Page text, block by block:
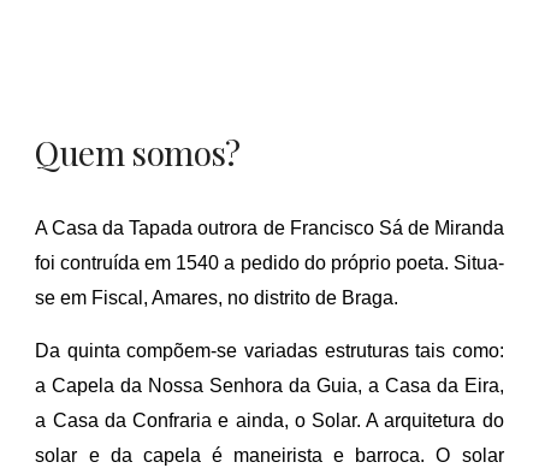
Quem somos?
A Casa da Tapada outrora de Francisco Sá de Miranda
foi contruída em 1540 a pedido do próprio poeta. Situa-
se em Fiscal, Amares, no distrito de Braga.
Da quinta compõem-se variadas estruturas tais como:
a Capela da Nossa Senhora da Guia, a Casa da Eira,
a Casa da Confraria e ainda, o Solar. A arquitetura do
solar e da capela é maneirista e barroca. O solar